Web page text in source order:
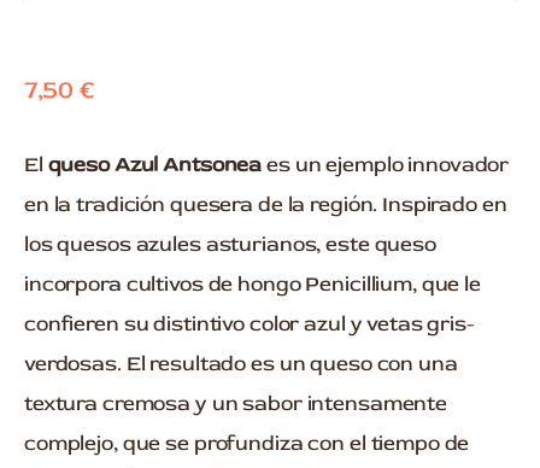
7,50 €
Elqueso Azul Antsoneaes un ejemplo innovador
en la tradición quesera de la región. Inspirado en
los quesos azules asturianos, este queso
incorpora cultivos de hongo Penicillium, que le
confieren su distintivo color azul y vetas gris-
verdosas. El resultado es un queso con una
textura cremosa y un sabor intensamente
complejo, que se profundiza con el tiempo de